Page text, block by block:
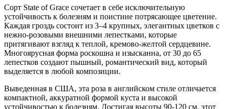
Сорт State of Grace сочетает в себе исключительную
устойчивость к болезням и поистине потрясающее цветение.
Каждая гроздь состоит из 3–4 крупных, элегантных цветков с
нежно-розовыми внешними лепестками, которые
притягивают взгляд к теплой, кремово-желтой сердцевине.
Многоярусная форма роскошна и изысканна, от 30 до 65
лепестков создают пышный, романтический вид, который
выделяется в любой композиции.
Выведенная в США, эта роза в английском стиле отличается
компактной, аккуратной формой куста и высокой
устойчивостью к болезням. Достигая высоты 90-120 см, этот